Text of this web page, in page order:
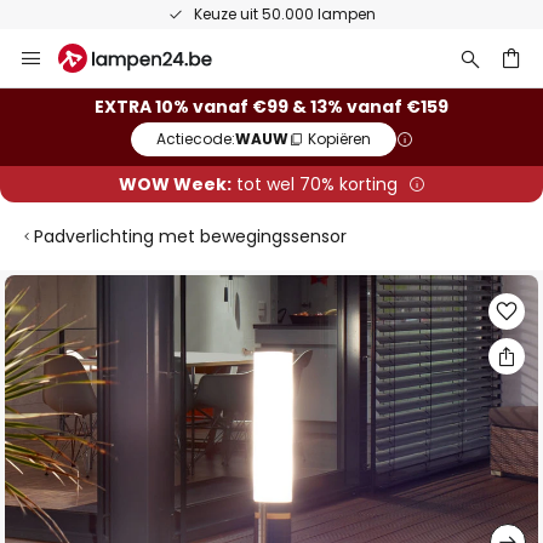
Keuze uit 50.000 lampen
naar
EXTRA 10% vanaf €99 & 13% vanaf €159
Actiecode:WAUW Kopiëren
WOW Week:tot wel 70% korting
Padverlichting met bewegingssensor
Ga
naar
het
einde
van
de
afbeeldingen-
gallerij